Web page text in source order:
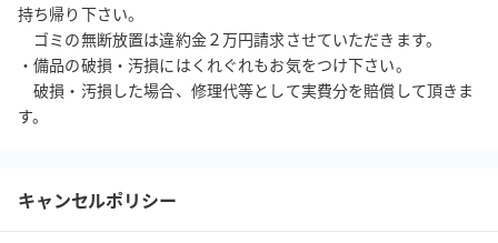
〈ご予約の流れは下記5ステップです。〉
ステップ1：PCはページ内右部水色の「空室を確認する」、スマ
ートフォンはページ内上部緑色の「カレンダーの確認」、アプリ
はページ内下部赤色の「予約・空室確認」ボタンをクリックし、
ステップ2：ご利用用途やお客様情報、お支払方法を予約フォーム
に入力し、予約完了
持ち帰り下さい。
ゴミの無断放置は違約金２万円請求させていただきます。
・備品の破損・汚損にはくれぐれもお気をつけ下さい。
破損・汚損した場合、修理代等として実費分を賠償して頂きま
す。
キャンセルポリシー